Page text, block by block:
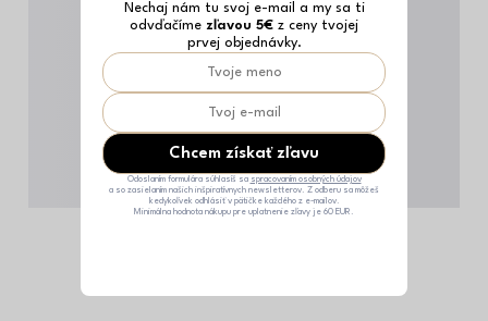
Nechaj nám tu svoj e-mail a my sa ti
odvďačíme zľavou 5€ z ceny tvojej
prvej objednávky.
Chcem získať zľavu
Odoslaním formulára súhlasíš sa spracovaním osobných údajov
a so zasielaním našich inšpiratívnych newsletterov. Z odberu sa môžeš
kedykoľvek odhlásiť v pätičke každého z e-mailov.
Minimálna hodnota nákupu pre uplatnenie zľavy je 60 EUR.